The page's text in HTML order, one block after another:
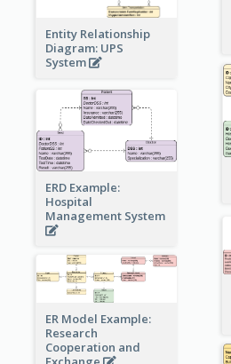
Entity Relationship
Diagram: UPS
System
ERD Example:
Hospital
Management System
ER Model Example:
Research
Cooperation and